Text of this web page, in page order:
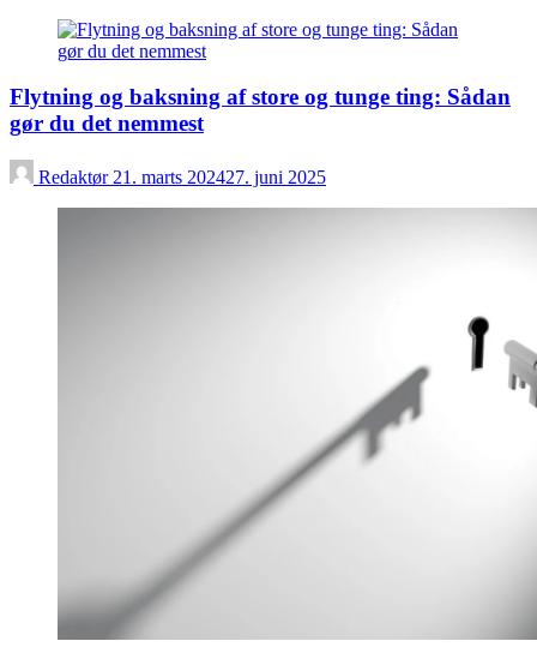
Flytning og baksning af store og tunge ting: Sådan
gør du det nemmest
Redaktør 21. marts 202427. juni 2025